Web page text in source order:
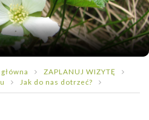
ZAPLANUJ WIZYTĘ
Jak do nas dotrzeć?